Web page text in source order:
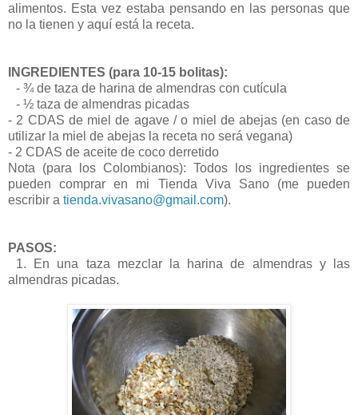
alimentos. Esta vez estaba pensando en las personas que
no la tienen y aquí está la receta.
INGREDIENTES (para 10-15 bolitas):
- ¾ de taza de harina de almendras con cutícula
- ½ taza de almendras picadas
- 2 CDAS de miel de agave / o miel de abejas (en caso de
utilizar la miel de abejas la receta no será vegana)
- 2 CDAS de aceite de coco derretido
Nota (para los Colombianos): Todos los ingredientes se
pueden comprar en mi Tienda Viva Sano (me pueden
escribir a tienda.vivasano@gmail.com).
PASOS:
1. En una taza mezclar la harina de almendras y las
almendras picadas.